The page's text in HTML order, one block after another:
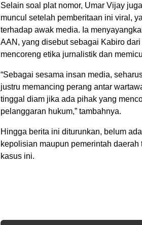
Selain soal plat nomor, Umar Vijay
muncul setelah pemberitaan ini viral,
terhadap awak media. Ia
AAN, yang disebut sebagai Kabiro
mencoreng etika jurnalistik dan
“Sebagai sesama insan media,
justru memancing perang antar
tinggal diam jika ada pihak yang
pelanggaran hukum,” tambahnya.
Hingga berita ini diturunkan, belum
kepolisian maupun pemerintah
kasus ini.